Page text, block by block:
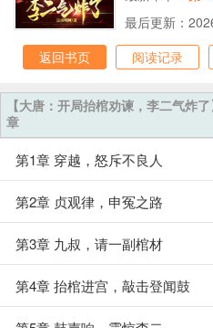
最后更新：
返回书页
阅读记录
【大唐：开局抬棺劝谏，李二气炸
章
第1章 穿越，怒斥不良人
第2章 贞观律，申冤之路
第3章 九叔，请一副棺材
第4章 抬棺进宫，敲击登闻鼓